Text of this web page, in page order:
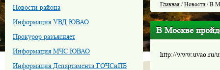
Новости района
Информация УВД ЮВАО
Прокурор разъясняет
Информация МЧС ЮВАО
Информация Департамента ГОЧСиПБ
Главная /Новости/ B
B Москве
http://www.uvao.ru/